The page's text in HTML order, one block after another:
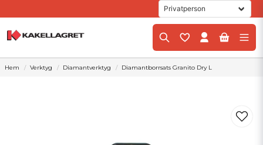
Hem Verktyg Diamantverktyg Diamantborrsats Granito Dry L